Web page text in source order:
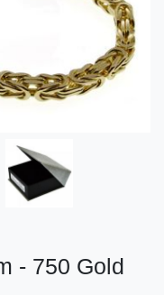
- 750 Gold